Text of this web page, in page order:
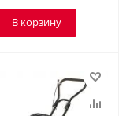
В корзину